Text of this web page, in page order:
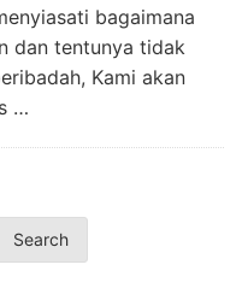
bagaimana
dan tentunya tidak
Kami akan
…
Search